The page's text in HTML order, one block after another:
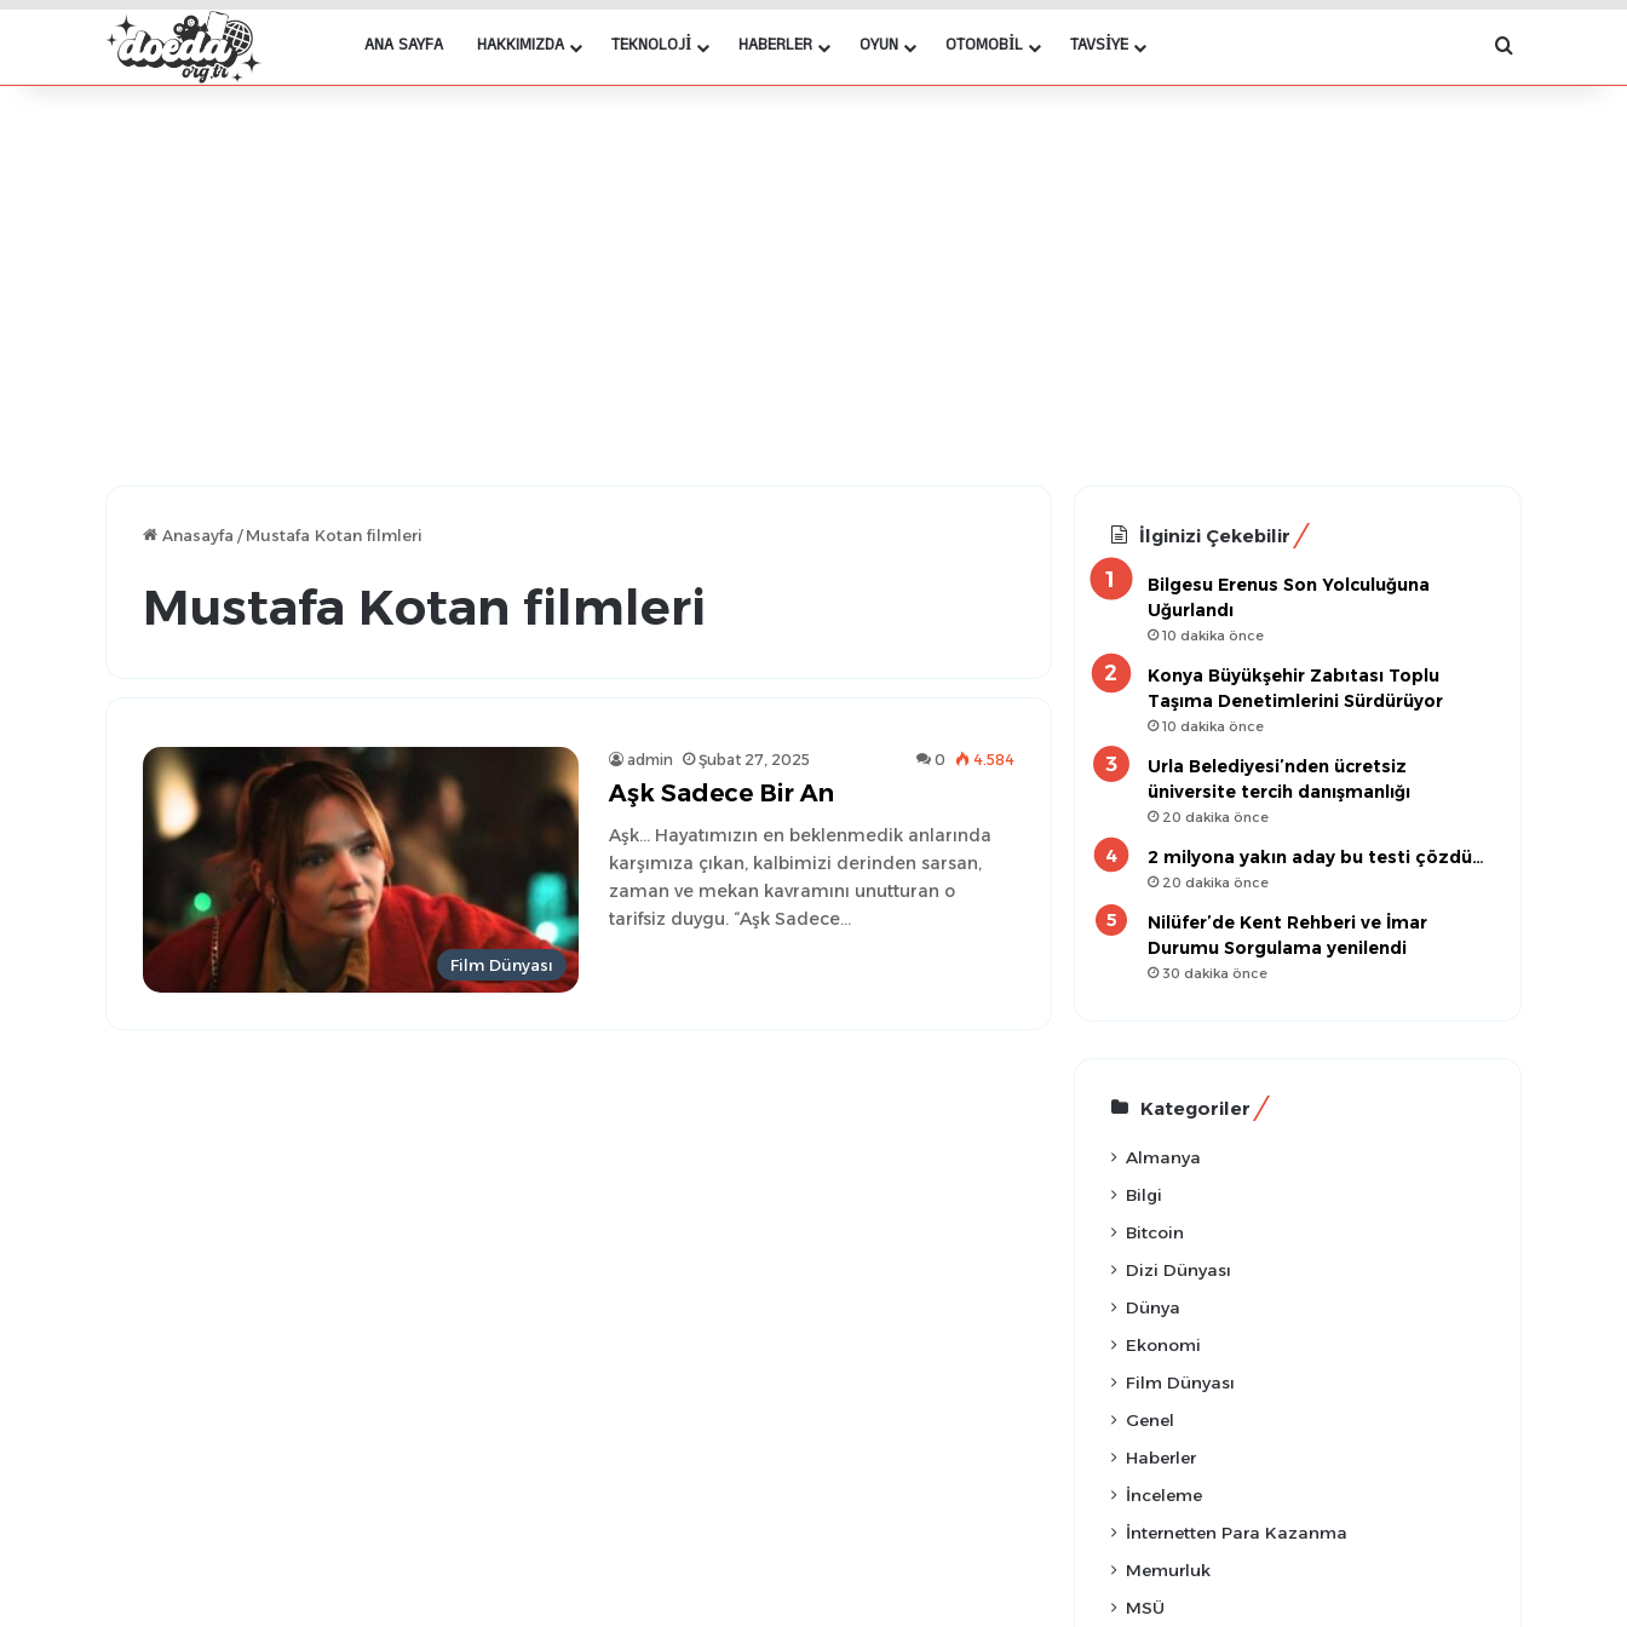
ANA SAYFA HAKKIMIZDA TEKNOLOJI HABERLER OYUN OTOMOBIL TAVSIYE Arama yap
Anasayfa / Mustafa Kotan filmleri
Mustafa Kotan filmleri
Film Dünyası
admin Şubat 27, 2025 0 4.584
Aşk Sadece Bir An
Aşk… Hayatımızın en beklenmedik anlarında
karşımıza çıkan, kalbimizi derinden sarsan,
zaman ve mekan kavramını unutturan o
tarifsiz duygu. “Aşk Sadece…
İlginizi Çekebilir
Bilgesu Erenus Son Yolculuğuna
Uğurlandı
10 dakika önce
Konya Büyükşehir Zabıtası Toplu
Taşıma Denetimlerini Sürdürüyor
10 dakika önce
Urla Belediyesi’nden ücretsiz
üniversite tercih danışmanlığı
20 dakika önce
2 milyona yakın aday bu testi çözdü…
20 dakika önce
Nilüfer’de Kent Rehberi ve İmar
Durumu Sorgulama yenilendi
30 dakika önce
Kategoriler
Almanya
Bilgi
Bitcoin
Dizi Dünyası
Dünya
Ekonomi
Film Dünyası
Genel
Haberler
İnceleme
İnternetten Para Kazanma
Memurluk
MSÜ